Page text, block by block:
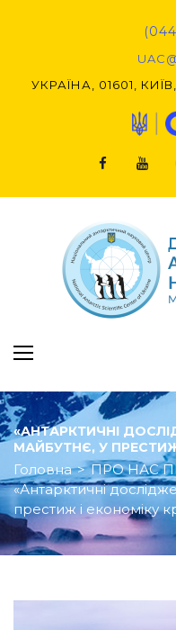
УКРАЇНА, 01601,
«АНТАРКТИЧНІ
МАЙБУТНЄ, У
Головна > ПРО НАС
«Антарктичні
престиж і економіку